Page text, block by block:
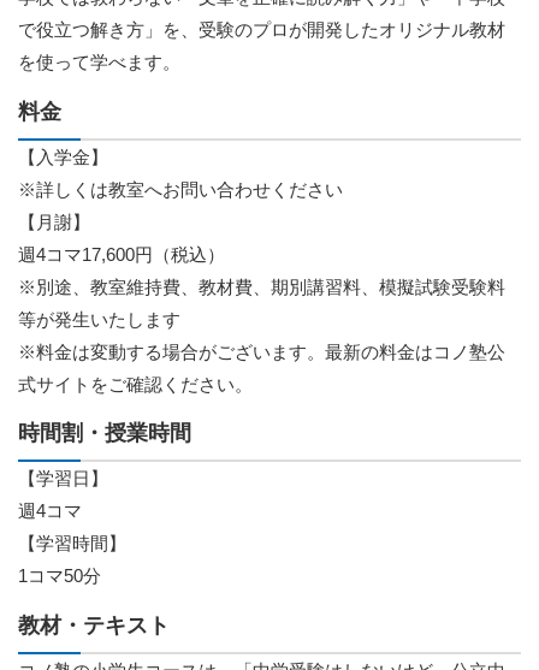
で役立つ解き方」を、受験のプロが開発したオリジナル教材
を使って学べます。
料金
【入学金】
※詳しくは教室へお問い合わせください
【月謝】
週4コマ17,600円（税込）
※別途、教室維持費、教材費、期別講習料、模擬試験受験料
等が発生いたします
※料金は変動する場合がございます。最新の料金はコノ塾公
式サイトをご確認ください。
時間割・授業時間
【学習日】
週4コマ
【学習時間】
1コマ50分
教材・テキスト